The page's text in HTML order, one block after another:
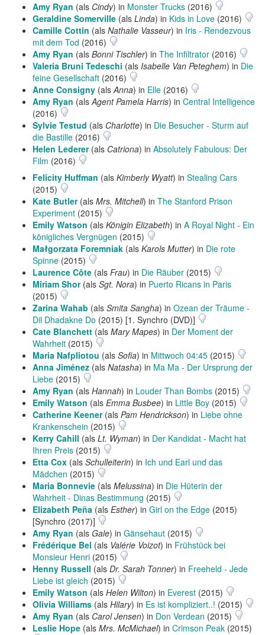
Amy Ryan (als Cindy) in Monster Trucks (2016)
Geraldine Somerville (als Linda) in Kids in Love (2016)
Camille Cottin (als Nathalie Vasseur) in Iris - Rendezvous
mit dem Tod (2016)
Amy Ryan (als Bonni Tischler) in The Infiltrator (2016)
Valeria Bruni Tedeschi (als Isabelle Van Peteghem) in Die
feine Gesellschaft (2016)
Anne Consigny (alsAnna) in Elle (2016)
Amy Ryan (alsAgent Pamela Harris) in Central Intelligence
(2016)
Sylvie Testud (als Charlotte) in Die Besucher - Sturm auf
die Bastille (2016)
Helen Lederer(als Catriona) in Absolutely Fabulous: Der
Film (2016)
Felicity Huffman (als Kimberly Wyatt) in Stealing Cars
(2015)
Kate Butler(als Mrs. Mitchell) in The Stanford Prison
Experiment (2015)
Emily Watson (als Königin Elizabeth) in A Royal Night - Ein
königliches Vergnügen (2015)
Małgorzata Foremniak (als Karols Mutter) in Die rote
Spinne (2015)
Laurence Côte (als Frau) in Die Räuber (2015)
Miriam Shor(als Sgt. Nora) in Puerto Ricans in Paris
(2015)
Zarina Wahab (als Smita Sangha) in Ozean der Träume -
Dil Dhadakne Do (2015) [1. Synchro (DVD)]
Cate Blanchett (als Mary Mapes) in Der Moment der
Wahrheit (2015)
Maria Nafpliotou (als Sofia) in Mittwoch 04:45 (2015)
Anna Jiménez (als Natasha) in Ma Ma - Der Ursprung der
Liebe (2015)
Amy Ryan (als Hannah) in Louder Than Bombs (2015)
Emily Watson (als Emma Busbee) in Little Boy (2015)
Catherine Keener(als Pam Hendrickson) in Liebe ohne
Krankenschein (2015)
Kerry Cahill (als Lt. Wyman) in Der Kandidat - Macht hat
Ihren Preis (2015)
Etta Cox (als Schulleiterin) in Ich und Earl und das
Mädchen (2015)
Maria Bonnevie (als Melussina) in Die Hüterin der
Wahrheit - Dinas Bestimmung (2015)
Elizabeth Peña (als Esther) in Girl on the Edge (2015)
[Synchro (2017)]
Amy Ryan (als Gale) in Gänsehaut (2015)
Frédérique Bel (als Valérie Voizot) in Frühstück bei
Monsieur Henri (2015)
Henny Russell (als Dr. Sarah Tonner) in Freeheld - Jede
Liebe ist gleich (2015)
Emily Watson (als Helen Wilton) in Everest (2015)
Olivia Williams (als Hilary) in Es ist kompliziert..! (2015)
Amy Ryan (als Carol Jensen) in Don Verdean (2015)
Leslie Hope (als Mrs. McMichael) in Crimson Peak (2015)